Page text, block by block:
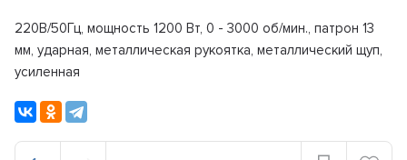
220В/50Гц, мощность 1200 Вт, 0 - 3000 об/мин., патрон 13
мм, ударная, металлическая рукоятка, металлический щуп,
усиленная